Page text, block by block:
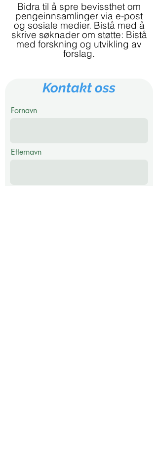
Bidra til å spre bevissthet om
pengeinnsamlinger via e-post
og sosiale medier. Bistå med å
skrive søknader om støtte: Bistå
med forskning og utvikling av
forslag.
Kontakt oss
Fornavn
Etternavn